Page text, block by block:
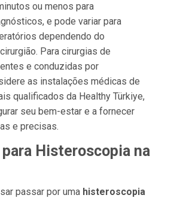
ou menos para
e pode variar para
dependendo do
Para cirurgias de
e conduzidas por
as instalações médicas de
qualificados da Healthy Türkiye,
seu bem-estar e a fornecer
e precisas.
para Histeroscopia na
passar por uma histeroscopia